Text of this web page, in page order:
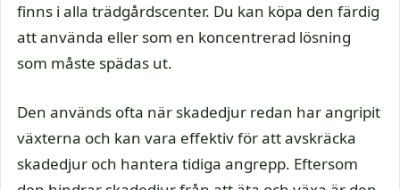
finns i alla trädgårdscenter. Du kan köpa den färdig
att använda eller som en koncentrerad lösning
som måste spädas ut.
Den används ofta när skadedjur redan har angripit
växterna och kan vara effektiv för att avskräcka
skadedjur och hantera tidiga angrepp. Eftersom